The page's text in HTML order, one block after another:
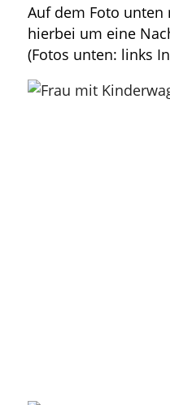
Auf dem Foto
hierbei um eine
(Fotos unten: links